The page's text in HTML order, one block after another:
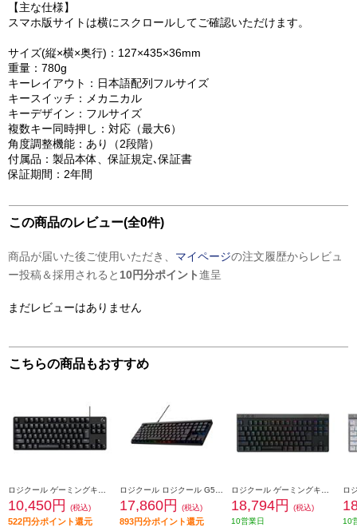
【主な仕様】
スマホ版サイトは横にスクロールしてご確認いただけます。
サイズ(縦×横×奥行)：127×435×36mm
重量：780g
キーレイアウト：日本語配列フルサイズ
キースイッチ：メカニカル
キーデザイン：フルサイズ
複数キー同時押し：対応（最大6）
角度調整機能：あり（2段階）
付属品：製品本体、保証規定､保証書
保証期間：2年間
この商品のレビュー(全0件)
商品が届いた後ご使用いただき、 マイページの注文履歴からレビュ
ー投稿＆採用されると 10円分ポイント進呈
まだレビューはありません
こちらの商品もおすすめ
10,450円 (税込)
522円分ポイント還元
17,860円 (税込)
893円分ポイント還元
18,794円
(税込)
10営業日
10